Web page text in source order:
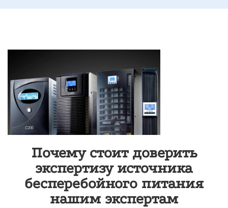
Почему стоит доверить
экспертизу источника
бесперебойного питания
нашим экспертам